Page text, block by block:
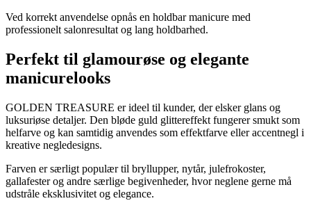
Ved korrekt anvendelse opnås en holdbar manicure med
professionelt salonresultat og lang holdbarhed.
Perfekt til glamourøse og elegante
manicurelooks
GOLDEN TREASURE er ideel til kunder, der elsker glans og
luksuriøse detaljer. Den bløde guld glittereffekt fungerer smukt som
helfarve og kan samtidig anvendes som effektfarve eller accentnegl i
kreative negledesigns.
Farven er særligt populær til bryllupper, nytår, julefrokoster,
gallafester og andre særlige begivenheder, hvor neglene gerne må
udstråle eksklusivitet og elegance.